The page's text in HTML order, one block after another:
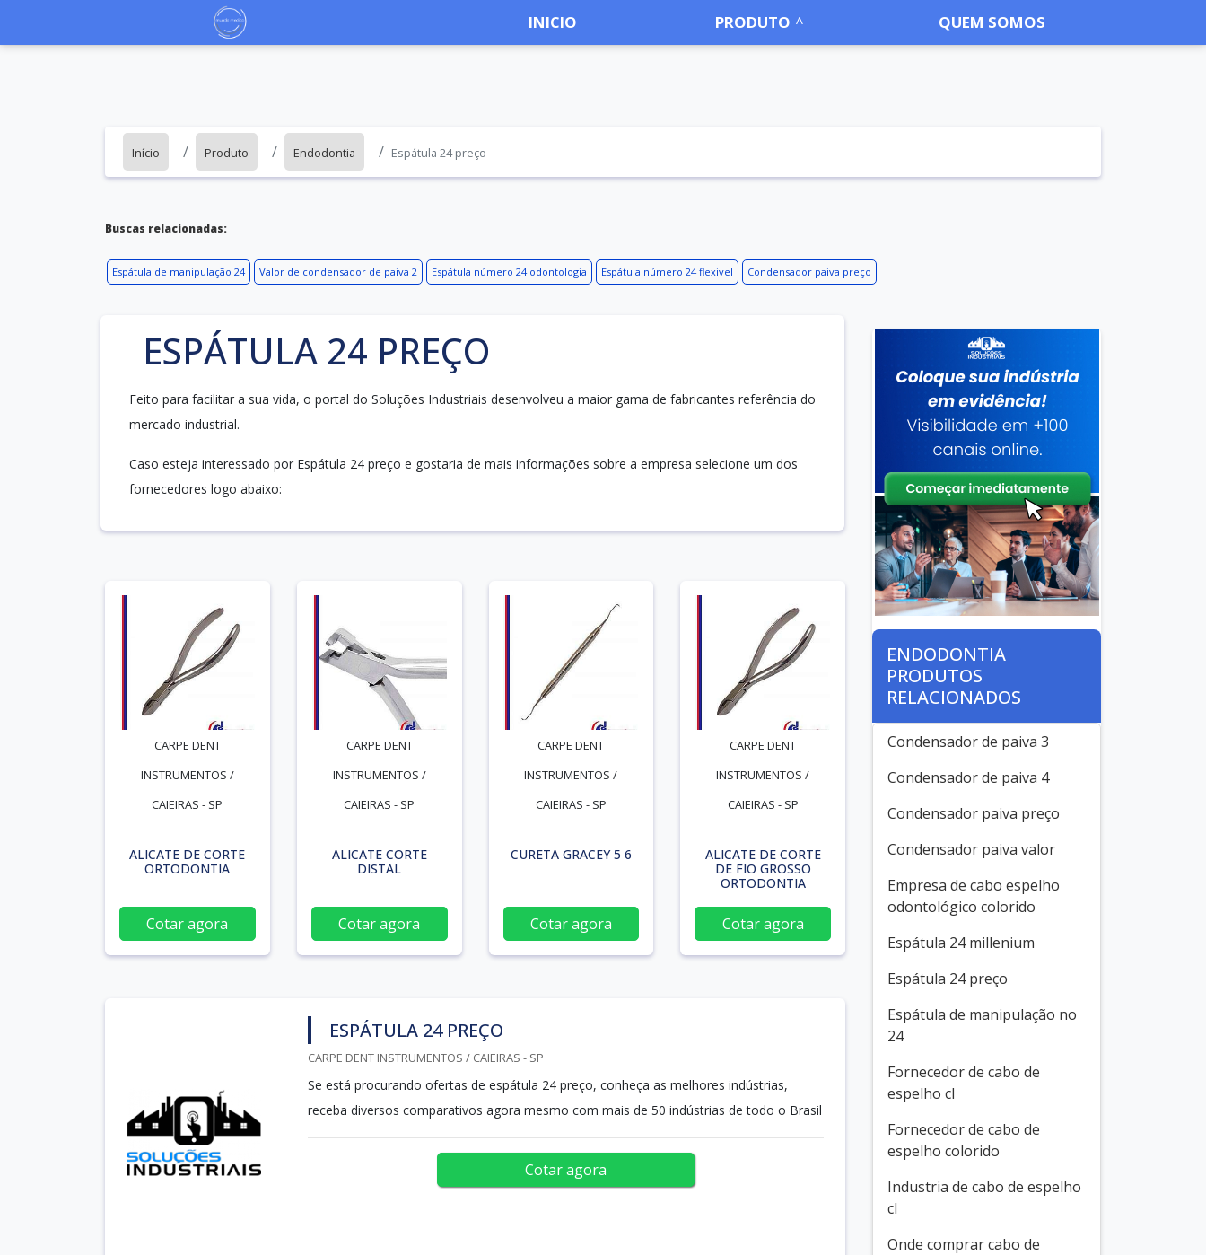
INICIO PRODUTO QUEM SOMOS
Início Produto Endodontia Espátula 24 preço
Buscas relacionadas:
Espátula de manipulação 24 Valor de condensador de paiva 2 Espátula número 24 odontologia Espátula número 24 flexivel Condensador paiva preço
ESPÁTULA 24 PREÇO
Feito para facilitar a sua vida, o portal do Soluções Industriais desenvolveu a maior gama de fabricantes referência do
mercado industrial.
Caso esteja interessado por Espátula 24 preço e gostaria de mais informações sobre a empresa selecione um dos
fornecedores logo abaixo:
CARPE DENT
INSTRUMENTOS /
CAIEIRAS - SP
ALICATE DE CORTE
ORTODONTIA
Cotar agora
CARPE DENT
INSTRUMENTOS /
CAIEIRAS - SP
ALICATE CORTE
DISTAL
Cotar agora
CARPE DENT
INSTRUMENTOS /
CAIEIRAS - SP
CURETA GRACEY 5 6
Cotar agora
CARPE DENT
INSTRUMENTOS /
CAIEIRAS - SP
ALICATE DE CORTE
DE FIO GROSSO
ORTODONTIA
Cotar agora
ESPÁTULA 24 PREÇO
CARPE DENT INSTRUMENTOS / CAIEIRAS - SP
Se está procurando ofertas de espátula 24 preço, conheça as melhores indústrias,
receba diversos comparativos agora mesmo com mais de 50 indústrias de todo o Brasil
Cotar agora
ENDODONTIA
PRODUTOS
RELACIONADOS
Condensador de paiva 3
Condensador de paiva 4
Condensador paiva preço
Condensador paiva valor
Empresa de cabo espelho
odontológico colorido
Espátula 24 millenium
Espátula 24 preço
Espátula de manipulação no
24
Fornecedor de cabo de
espelho cl
Fornecedor de cabo de
espelho colorido
Industria de cabo de espelho
cl
Onde comprar cabo de